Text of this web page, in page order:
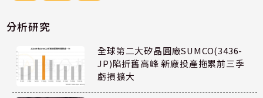
分析研究
全球第二大矽晶圓廠SUMCO(3436-
JP)陷折舊高峰 新廠投產拖累前三季
虧損擴大